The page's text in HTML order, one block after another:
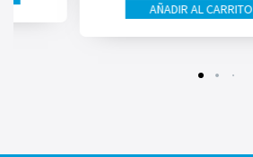
AÑADIR AL CARRITO